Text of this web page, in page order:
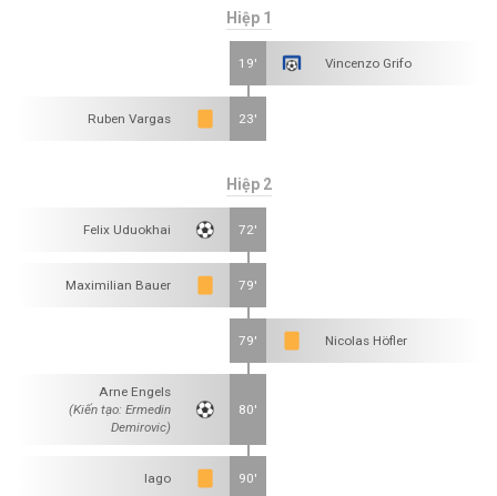
Hiệp 1
19' Vincenzo Grifo
Ruben Vargas 23'
Hiệp 2
Felix Uduokhai 72'
Maximilian Bauer 79'
79' Nicolas Höfler
Arne Engels
(Kiến tạo: Ermedin
Demirovic)
80'
Iago 90'